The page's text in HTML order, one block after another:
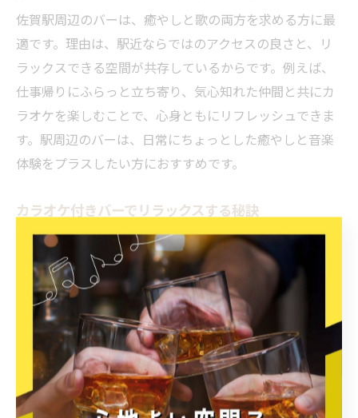
佐賀駅周辺のバーは、癒やしと歌の両方を求める方に最
適です。理由は、駅近ならではのアクセスの良さと、リ
ラックスできる空間が共存しているからです。例えば、
仕事帰りにふらっと立ち寄り、気心知れた仲間と共にカ
ラオケを楽しむことで、心身ともにリフレッシュできま
す。駅周辺のバーは、日常にちょっとした癒やしと音楽
体験をプラスしたい方におすすめです。
カラオケ付きバーでリラックスする秘訣
カラオケ付きバーでリラックスするには、無理に盛り上
げようとせず、自分のペースで楽しむことが大切です。
理由は、バーの静かな雰囲気を活かすことで、より深い
リラックス効果が得られるからです。例えば、一人で好
きな曲をじっくり歌う、または少人数で落ち着いた会話
と音楽を楽しむスタイルが効果的です。自分の心地よい
リズムを大切にすることで、バーでのカラオケ時間が特
別な癒やしになります。